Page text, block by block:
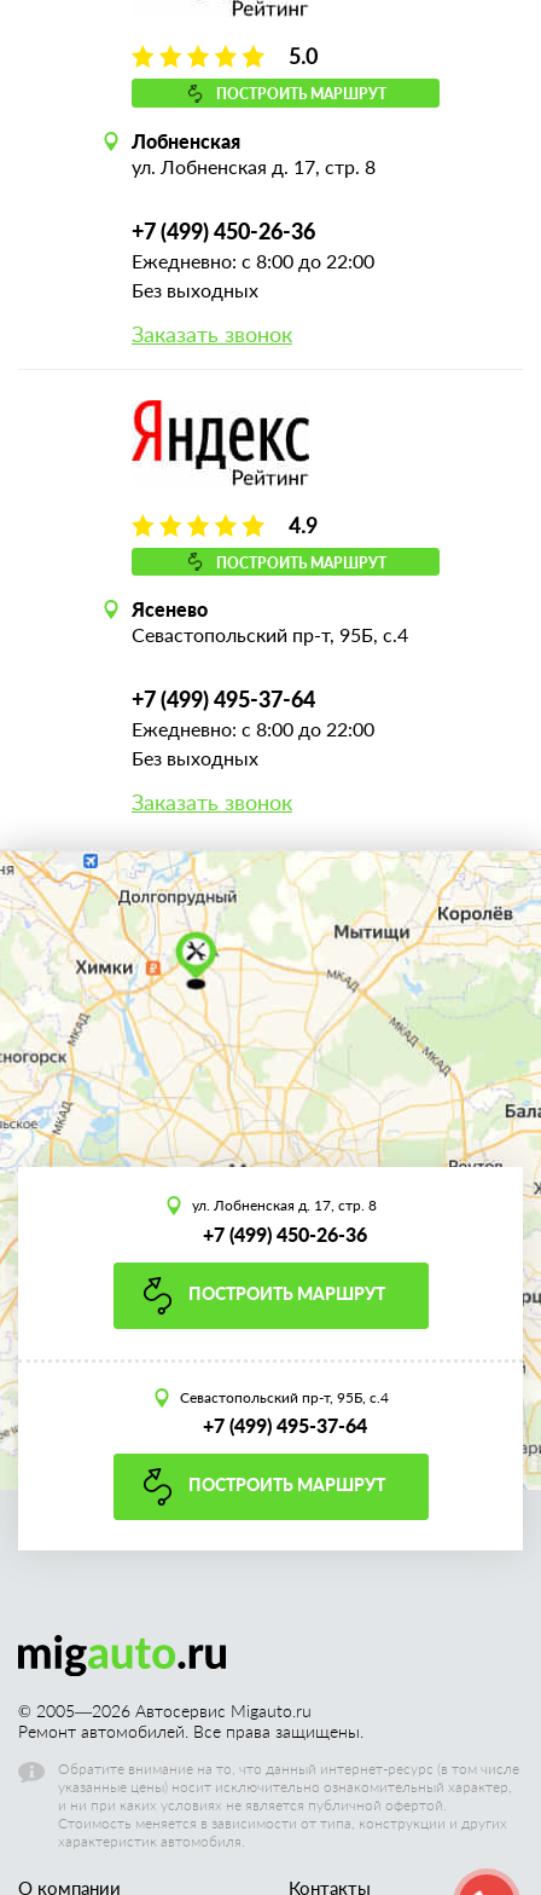
5.0
ПОСТРОИТЬ МАРШРУТ
Лобненская
ул. Лобненская д. 17, стр. 8
+7 (499) 450-26-36
Ежедневно: с 8:00 до 22:00
Без выходных
Заказать звонок
4.9
ПОСТРОИТЬ МАРШРУТ
Ясенево
Севастопольский пр-т, 95Б, с.4
+7 (499) 495-37-64
Ежедневно: с 8:00 до 22:00
Без выходных
Заказать звонок
ул. Лобненская д. 17, стр. 8
+7 (499) 450-26-36
ПОСТРОИТЬ МАРШРУТ
Севастопольский пр-т, 95Б, с.4
+7 (499) 495-37-64
ПОСТРОИТЬ МАРШРУТ
© 2005—2026 Автосервис Migauto.ru
Ремонт автомобилей. Все права защищены.
Обратите внимание на то, что данный интернет-ресурс (в том числе
указанные цены) носит исключительно ознакомительный характер,
и ни при каких условиях не является публичной офертой.
Стоимость меняется в зависимости от типа, конструкции и других
характеристик автомобиля.
О компании Контакты